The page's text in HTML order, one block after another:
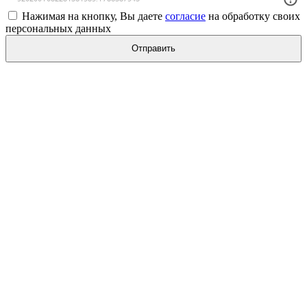
Нажимая на кнопку, Вы даете согласие на обработку своих
персональных данных
Отправить